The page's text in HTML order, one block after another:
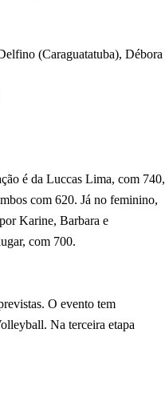
(Caraguatatuba), Débora
é da Luccas Lima, com 740,
com 620. Já no feminino,
Karine, Barbara e
com 700.
O evento tem
Na terceira etapa